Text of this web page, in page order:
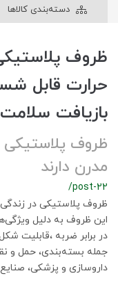
دسته‌بندی کالاها
ظروف
حرارت قابل
بازیافت
ظروف پلاستیکی
مدرن دارند
/post-22
ظروف پلاستیکی در
این ظروف به دلیل
در برابر ضربه ،قابلیت
جمله بسته‌بندی، حمل و
داروسازی و پزشکی،